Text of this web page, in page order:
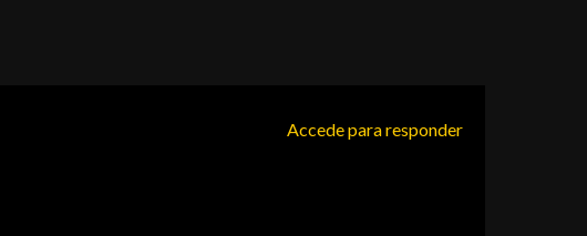
Accede para responder